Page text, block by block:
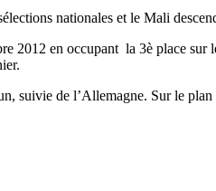
nationales et le Mali
2012 en occupant la 3è place
suivie de l’Allemagne. Sur le